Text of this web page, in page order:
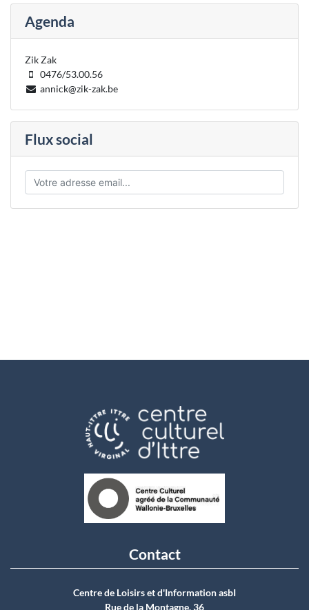
Agenda
Zik Zak
0476/53.00.56
annick@zik-zak.be
Flux social
Contact
Centre de Loisirs et d'Information asbI
Rue de la Montagne, 36